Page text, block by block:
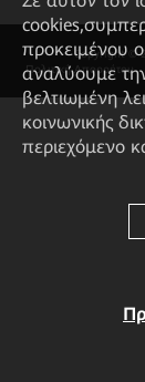
Copyright ©
Πολιτική Απορρήτου
προκειμένου
αναλύουμε
βελτιωμένη
κοινωνικής
περιεχόμενο